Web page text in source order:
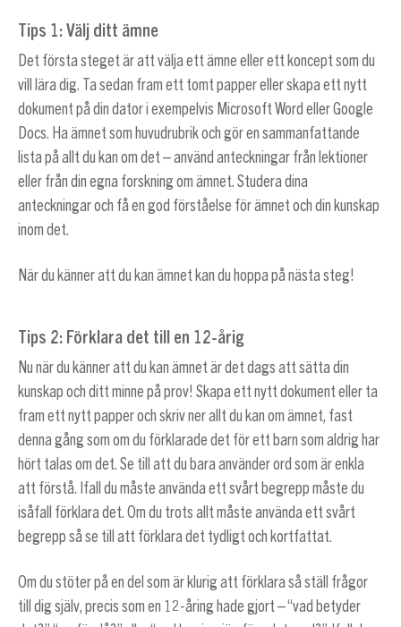
Tips 1: Välj ditt ämne
Det första steget är att välja ett ämne eller ett koncept som du
vill lära dig. Ta sedan fram ett tomt papper eller skapa ett nytt
dokument på din dator i exempelvis Microsoft Word eller Google
Docs. Ha ämnet som huvudrubrik och gör en sammanfattande
lista på allt du kan om det – använd anteckningar från lektioner
eller från din egna forskning om ämnet. Studera dina
anteckningar och få en god förståelse för ämnet och din kunskap
inom det.
När du känner att du kan ämnet kan du hoppa på nästa steg!
Tips 2: Förklara det till en 12-årig
Nu när du känner att du kan ämnet är det dags att sätta din
kunskap och ditt minne på prov! Skapa ett nytt dokument eller ta
fram ett nytt papper och skriv ner allt du kan om ämnet, fast
denna gång som om du förklarade det för ett barn som aldrig har
hört talas om det. Se till att du bara använder ord som är enkla
att förstå. Ifall du måste använda ett svårt begrepp måste du
isåfall förklara det. Om du trots allt måste använda ett svårt
begrepp så se till att förklara det tydligt och kortfattat.
Om du stöter på en del som är klurig att förklara så ställ frågor
till dig själv, precis som en 12-åring hade gjort – “vad betyder